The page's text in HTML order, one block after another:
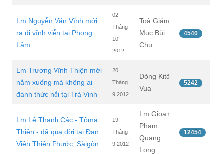
Lm Nguyễn Văn Vĩnh mới
ra đi vĩnh viễn tại Phong
Lâm
02
Tháng
10
2012
Toà Giám
Mục Bùi
Chu
4540
Lm Trương Vĩnh Thiện mới
nằm xuống mà không ai
đánh thức nổi tại Trà Vinh
20
Tháng
9 2012
Dòng Kitô
Vua
5242
Lm Lê Thanh Các - Tôma
Thiện - đã qua đời tại Đan
Viện Thiên Phước, Sàigòn
19
Tháng
9 2012
Lm Gioan
Phạm
Quang
Long
12454